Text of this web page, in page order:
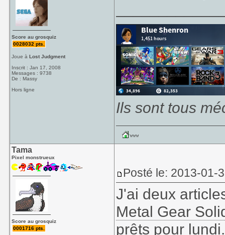
Score au grosquiz
0028032 pts.
Joue àLost Judgment
Inscrit : Jan 17, 2008
Messages : 9738
De : Massy
Hors ligne
Ils sont tous
Tama
Pixel monstrueux
Score au grosquiz
0001716 pts.
Posté le: 2013-01-
J'ai deux
Metal Gear
prêts pour